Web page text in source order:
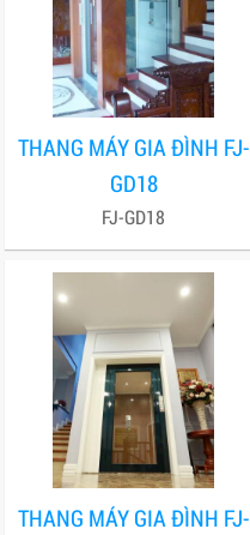
THANG MÁY GIA ĐÌNH FJ-
GD18
FJ-GD18
THANG MÁY GIA ĐÌNH FJ-